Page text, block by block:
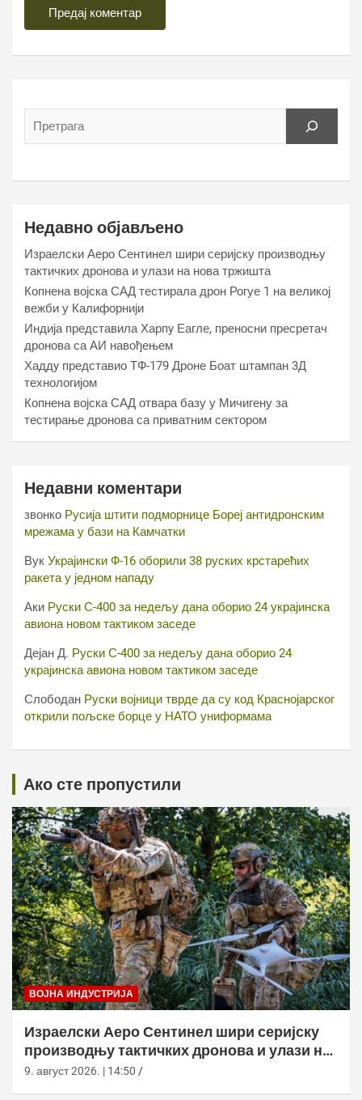
Недавно објављено
Израелски Аеро Сентинел шири серијску производњу
тактичких дронова и улази на нова тржишта
Копнена војска САД тестирала дрон Рогуе 1 на великој
вежби у Калифорнији
Индија представила Харпy Еагле, преносни пресретач
дронова са АИ навођењем
Хаддy представио ТФ-179 Дроне Боат штампан 3Д
технологијом
Копнена војска САД отвара базу у Мичигену за
тестирање дронова са приватним сектором
Недавни коментари
звонко Русија штити подморнице Бореј антидронским
мрежама у бази на Камчатки
Вук Украјински Ф-16 оборили 38 руских крстарећих
ракета у једном нападу
Аки Руски С-400 за недељу дана оборио 24 украјинска
авиона новом тактиком заседе
Дејан Д. Руски С-400 за недељу дана оборио 24
украјинска авиона новом тактиком заседе
Слободан Руски војници тврде да су код Краснојарског
открили пољске борце у НАТО униформама
Ако сте пропустили
ВОЈНА ИНДУСТРИЈА
Израелски Аеро Сентинел шири серијску
производњу тактичких дронова и улази на
нова тржишта
9. август 2026. | 14:50